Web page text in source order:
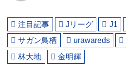
注目記事 Jリーグ J1
サガン鳥栖
urawareds
林大地
金明輝